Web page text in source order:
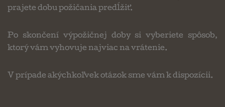
prajete dobu požičania predĺžiť.
Po skončení výpožičnej doby si vyberiete spôsob,
ktorý vám vyhovuje najviac na vrátenie.
V prípade akýchkoľvek otázok sme vám k dispozícii.